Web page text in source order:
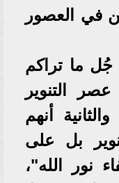
في العصور
جُل ما تراكم
التنوير
أنهم
بل على
نور الله"،